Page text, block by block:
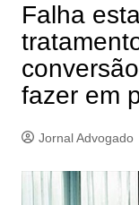
Falha
fazer em
Jornal Advogado